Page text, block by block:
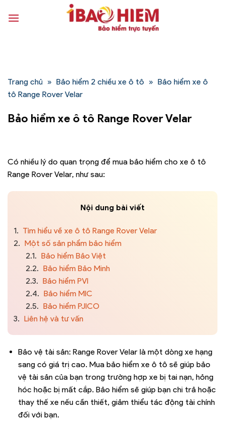
qua
Trang chủ » Bảo hiểm 2 chiều xe ô tô » Bảo hiểm xe ô
tô Range Rover Velar
Bảo hiểm xe ô tô Range Rover Velar
Có nhiều lý do quan trọng để mua bảo hiểm cho xe ô tô
Range Rover Velar, như sau:
Nội dung bài viết
1. Tìm hiểu về xe ô tô Range Rover Velar
2. Một số sản phẩm bảo hiểm
2.1. Bảo hiểm Bảo Việt
2.2. Bảo hiểm Bảo Minh
2.3. Bảo hiểm PVI
2.4. Bảo hiểm MIC
2.5. Bảo hiểm PJICO
3. Liên hệ và tư vấn
Bảo vệ tài sản: Range Rover Velar là một dòng xe hạng
sang có giá trị cao. Mua bảo hiểm xe ô tô sẽ giúp bảo
vệ tài sản của bạn trong trường hợp xe bị tai nạn, hỏng
hóc hoặc bị mất cắp. Bảo hiểm sẽ giúp bạn chi trả hoặc
thay thế xe nếu cần thiết, giảm thiểu tác động tài chính
đối với bạn.